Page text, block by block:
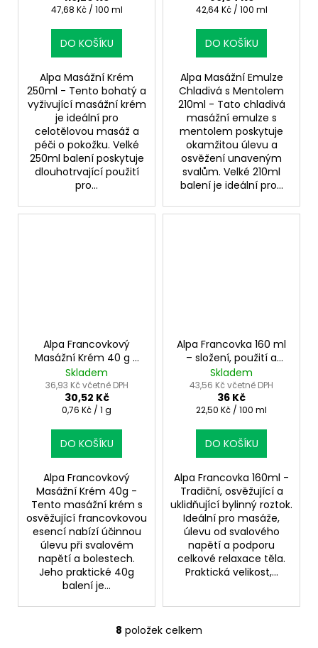
Měrná
47,68 Kč / 100 ml
DO KOŠÍKU
Alpa Masážní Krém
250ml - Tento bohatý a
vyživující masážní krém
je ideální pro
celotělovou masáž a
péči o pokožku. Velké
250ml balení poskytuje
dlouhotrvající použití
pro...
Měrná
42,64 Kč / 100 ml
DO KOŠÍKU
Alpa Masážní Emulze
Chladivá s Mentolem
210ml - Tato chladivá
masážní emulze s
mentolem poskytuje
okamžitou úlevu a
osvěžení unaveným
svalům. Velké 210ml
balení je ideální pro...
Alpa Francovkový
Masážní Krém 40 g –
péče o svaly a klouby
Skladem
36,93 Kč včetně DPH
30,52 Kč
Měrná
0,76 Kč / 1 g
DO KOŠÍKU
Alpa Francovkový
Masážní Krém 40g -
Tento masážní krém s
osvěžující francovkovou
esencí nabízí účinnou
úlevu při svalovém
napětí a bolestech.
Jeho praktické 40g
balení je...
Alpa Francovka 160 ml
– složení, použití a
účinky tradičního
roztoku
Skladem
43,56 Kč včetně DPH
36 Kč
Měrná
22,50 Kč / 100 ml
DO KOŠÍKU
Alpa Francovka 160ml -
Tradiční, osvěžující a
uklidňující bylinný roztok.
Ideální pro masáže,
úlevu od svalového
napětí a podporu
celkové relaxace těla.
Praktická velikost,...
O
8 položek celkem